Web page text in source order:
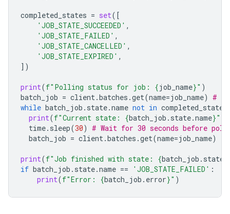
completed_states = set([
'JOB_STATE_SUCCEEDED' ,
'JOB_STATE_FAILED' ,
'JOB_STATE_CANCELLED' ,
'JOB_STATE_EXPIRED' ,
])
print(f"Polling status for job: {job_name}" )
batch_job = client.batches .get(name=job_name) #
while batch_job . state.name not in completed_states
print(f"Current state: {batch_job . state.name}"
time. sleep(30) # Wait for 30 seconds before
batch_job = client.batches .get(name=job_name)
print(f"Job finished with state: {batch_job . state
if batch_job . state.name == 'JOB_STATE_FAILED' :
print(f"Error: {batch_job . error}" )